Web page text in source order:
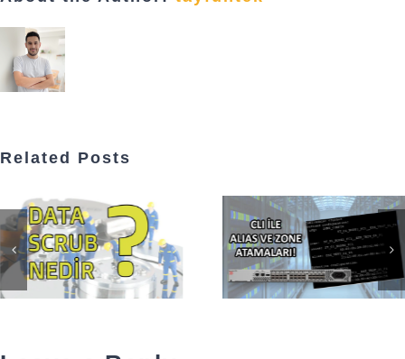
Related Posts